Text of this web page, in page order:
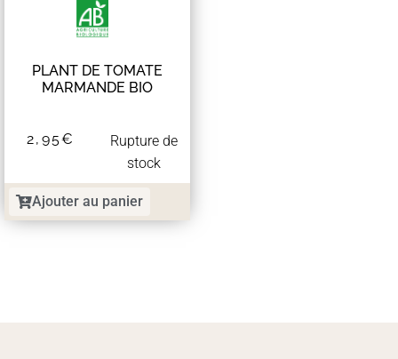
PLANT DE TOMATE
MARMANDE BIO
2,95€
Rupture de
stock
Ajouter au panier